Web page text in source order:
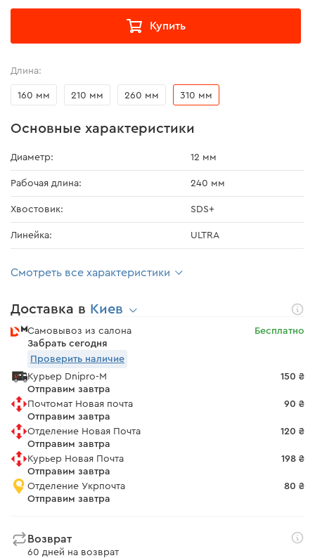
Купить
Длина:
160 мм 210 мм 260 мм 310 мм
Основные характеристики
Диаметр: 12 мм
Рабочая длина: 240 мм
Хвостовик: SDS+
Линейка: ULTRA
Смотреть все характеристики
Доставка в Киев
Самовывоз из салона
Забрать сегодня
Бесплатно
Проверить наличие
Курьер Dnipro-M
Отправим завтра
150 ₴
Почтомат Новая почта
Отправим завтра
90 ₴
Отделение Новая Почта
Отправим завтра
120 ₴
Курьер Новая Почта
Отправим завтра
198 ₴
Отделение Укрпочта
Отправим завтра
80 ₴
Возврат
60 дней на возврат